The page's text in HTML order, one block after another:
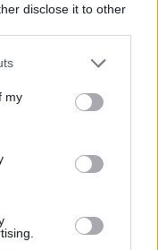
disclose it to other
my
for Greece|